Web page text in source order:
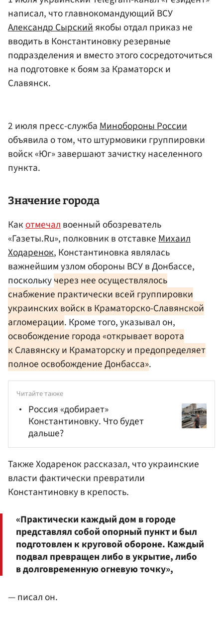
написал, что главнокомандующий ВСУ
Александр Сырскийякобы отдал приказ не
вводить в Константиновку резервные
подразделения и вместо этого сосредоточиться
на подготовке к боям за Краматорск и
Славянск.
2 июля пресс-службаМинобороны России
объявила о том, что штурмовики группировки
войск «Юг» завершают зачистку населенного
пункта.
Значение города
Какотмечалвоенный обозреватель
«Газеты.Ru», полковник в отставкеМихаил
Ходаренок, Константиновка являлась
важнейшим узлом обороны ВСУ в Донбассе,
посколькучерез нее осуществлялось
снабжение практически всей группировки
украинских войск в Краматорско-Славянской
агломерации. Кроме того, указывал он,
освобождение города «открывает ворота
к Славянску и Краматорску и предопределяет
полное освобождение Донбасса».
Читайте также
Россия «добирает»
Константиновку. Что будет
дальше?
Также Ходаренок рассказал, что украинские
власти фактически превратили
Константиновку в крепость.
«Практически каждый дом в городе
представлял собой опорный пункт и был
подготовлен к круговой обороне. Каждый
подвал превращен либо в укрытие, либо
в долговременную огневую точку»,
— писал он.